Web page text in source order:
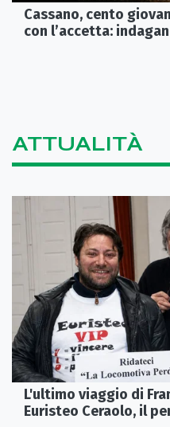
Cassano, cento
con l’accetta:
ATTUALITÀ
L'ultimo viaggio di
Euristeo Ceraolo, il